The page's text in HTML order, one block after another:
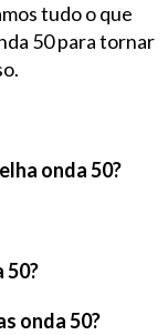
tudo o que
50 para tornar
onda 50?
50?
onda 50?